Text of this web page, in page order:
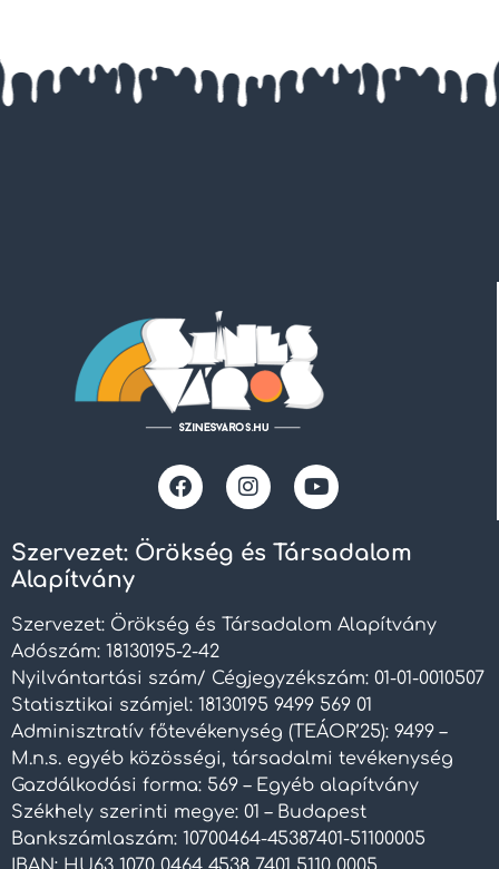
Szervezet: Örökség és Társadalom
Alapítvány
Szervezet: Örökség és Társadalom Alapítvány
Adószám: 18130195-2-42
Nyilvántartási szám/ Cégjegyzékszám: 01-01-0010507
Statisztikai számjel: 18130195 9499 569 01
Adminisztratív főtevékenység (TEÁOR’25): 9499 –
M.n.s. egyéb közösségi, társadalmi tevékenység
Gazdálkodási forma: 569 – Egyéb alapítvány
Székhely szerinti megye: 01 – Budapest
Bankszámlaszám: 10700464-45387401-51100005